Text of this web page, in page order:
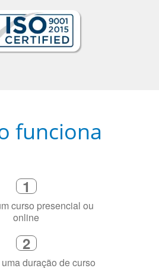
funciona
1
curso presencial ou
2